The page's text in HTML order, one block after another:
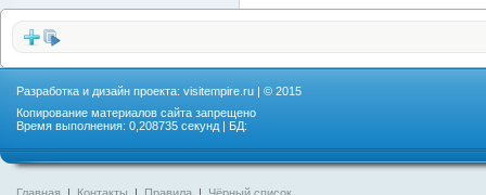
Разработка и дизайн проекта: visitempire.ru | © 2015
Копирование материалов сайта запрещено
Время выполнения: 0,208735 секунд | БД: